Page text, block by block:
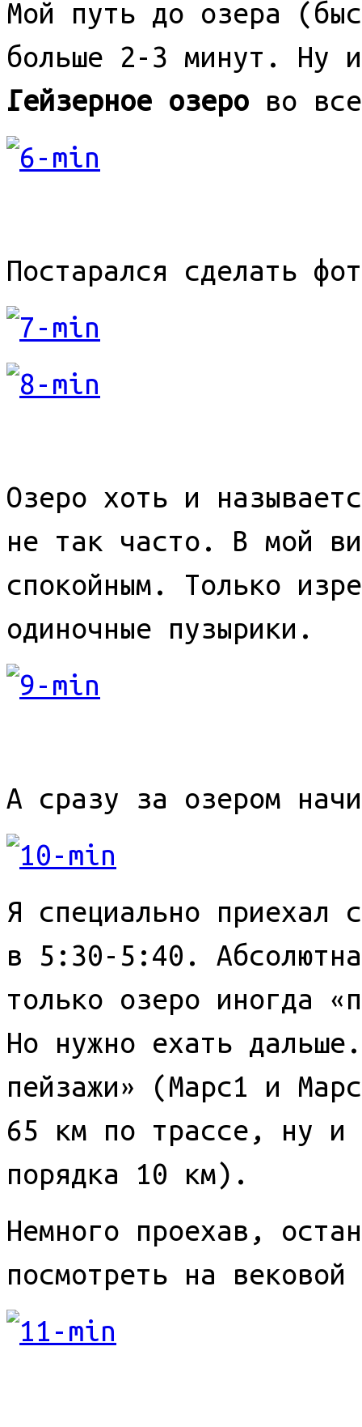
Мой путь до озера
больше 2-3 минут. Ну
Гейзерное озеро во
Постарался сделать
Озеро хоть и
не так часто. В мой
спокойным. Только
одиночные пузырики.
А сразу за озером
Я специально приехал
в 5:30-5:40.
только озеро иногда
Но нужно ехать
пейзажи» (Марс1 и
65 км по трассе, ну и
порядка 10 км).
Немного проехав,
посмотреть на